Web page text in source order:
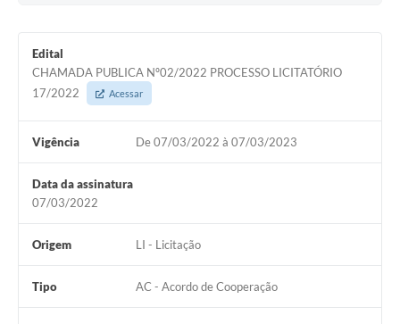
Edital
CHAMADA PUBLICA Nº02/2022 PROCESSO LICITATÓRIO
17/2022
Acessar
Vigência De 07/03/2022 à 07/03/2023
Data da assinatura
07/03/2022
Origem LI - Licitação
Tipo AC - Acordo de Cooperação